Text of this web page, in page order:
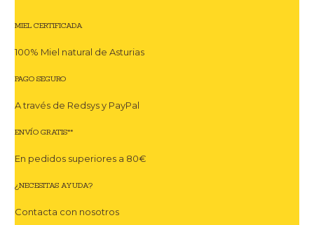
MIEL CERTIFICADA
100% Miel natural de Asturias
PAGO SEGURO
A través de Redsys y PayPal
ENVÍO GRATIS**
En pedidos superiores a 80€
¿NECESITAS AYUDA?
Contacta con nosotros